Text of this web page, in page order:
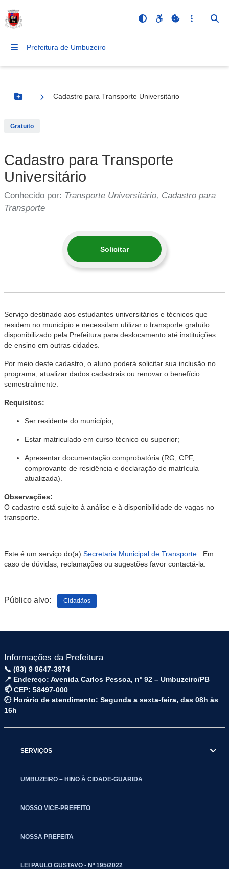
Prefeitura de Umbuzeiro
Botão Menu
Cadastro para Transporte Universitário
Gratuito
Cadastro para Transporte
Universitário
Conhecido por: Transporte Universitário, Cadastro para
Transporte
Solicitar
Serviço destinado aos estudantes universitários e técnicos que
residem no município e necessitam utilizar o transporte gratuito
disponibilizado pela Prefeitura para deslocamento até instituições
de ensino em outras cidades.
Por meio deste cadastro, o aluno poderá solicitar sua inclusão no
programa, atualizar dados cadastrais ou renovar o benefício
semestralmente.
Requisitos:
Ser residente do município;
Estar matriculado em curso técnico ou superior;
Apresentar documentação comprobatória (RG, CPF,
comprovante de residência e declaração de matrícula
atualizada).
Observações:
O cadastro está sujeito à análise e à disponibilidade de vagas no
transporte.
Este é um serviço do(a) Secretaria Municipal de Transporte
. Em
caso de dúvidas, reclamações ou sugestões favor contactá-la.
Público alvo: Cidadãos
Informações da Prefeitura
📞 (83) 9 8647-3974
📍 Endereço: Avenida Carlos Pessoa, nº 92 – Umbuzeiro/PB
📫 CEP: 58497-000
🕗 Horário de atendimento: Segunda a sexta-feira, das 08h às
16h
SERVIÇOS
UMBUZEIRO – HINO À CIDADE-GUARIDA
NOSSO VICE-PREFEITO
NOSSA PREFEITA
LEI PAULO GUSTAVO - Nº 195/2022